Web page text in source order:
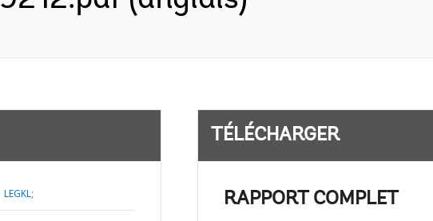
LEGKL;
TÉLÉCHARGER
RAPPORT COMPLET